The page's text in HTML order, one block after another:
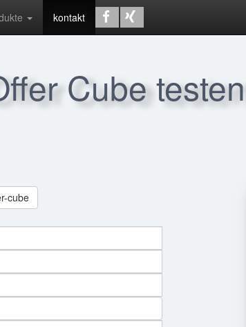
kontakt
Cube testen
cube